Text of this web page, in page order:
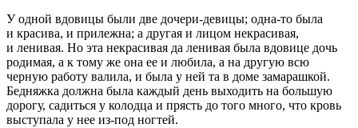
У одной вдовицы были две дочери-девицы; одна-то была
и красива, и прилежна; а другая и лицом некрасивая,
и ленивая. Но эта некрасивая да ленивая была вдовице дочь
родимая, а к тому же она ее и любила, а на другую всю
черную работу валила, и была у ней та в доме замарашкой.
Бедняжка должна была каждый день выходить на большую
дорогу, садиться у колодца и прясть до того много, что кровь
выступала у нее из-под ногтей.